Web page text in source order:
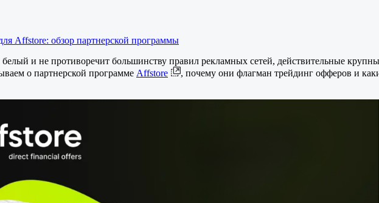
Affstore: обзор партнерской программы
и не противоречит большинству правил рекламных сетей, действительные
о партнерской программе Affstore , почему они флагман трейдинг офферов и